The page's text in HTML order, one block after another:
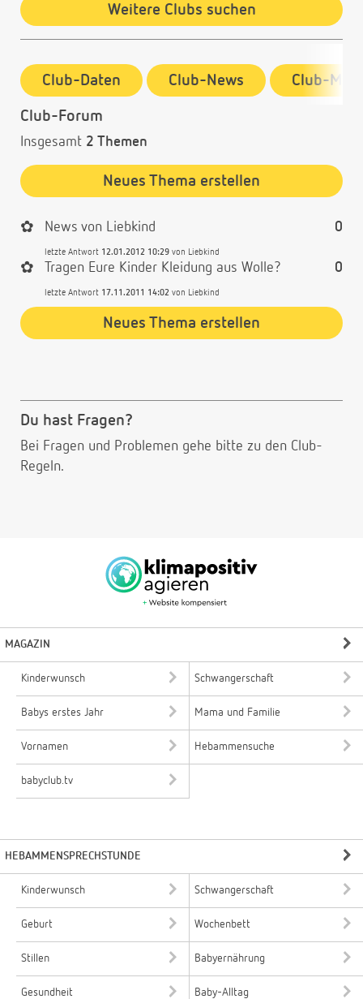
Weitere Clubs suchen
Club-Daten Club-News Club-
Club-Forum
Insgesamt 2 Themen
Neues Thema erstellen
0
✿ News von Liebkind
letzte Antwort 12.01.2012 10:29 von Liebkind
0
✿ Tragen Eure Kinder Kleidung aus Wolle?
letzte Antwort 17.11.2011 14:02 von Liebkind
Neues Thema erstellen
Du hast Fragen?
Bei Fragen und Problemen gehe bitte zu den Club-
Regeln.
MAGAZIN
Kinderwunsch Schwangerschaft
Babys erstes Jahr Mama und Familie
Vornamen Hebammensuche
babyclub.tv
HEBAMMENSPRECHSTUNDE
Kinderwunsch Schwangerschaft
Geburt Wochenbett
Stillen Babyernährung
Gesundheit Baby-Alltag